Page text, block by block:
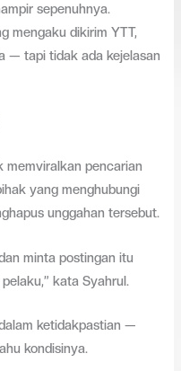
sepenuhnya.
mengaku dikirim YTT,
— tapi tidak ada kejelasan
memviralkan pencarian
yang menghubungi
unggahan tersebut.
minta postingan itu
kata Syahrul.
ketidakpastian —
kondisinya.